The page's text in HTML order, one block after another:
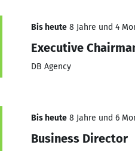
Bis heute 8 Jahre und 4
Executive
DB Agency
Bis heute 8 Jahre und 6
Business Director